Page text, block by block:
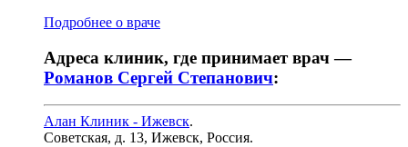
Подробнее о враче
Адреса клиник, где принимает врач —
Романов Сергей Степанович:
Алан Клиник - Ижевск.
Советская, д. 13, Ижевск, Россия.